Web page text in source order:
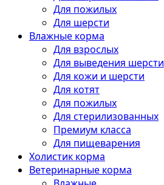
Для пожилых
Для шерсти
Влажные корма
Для взрослых
Для выведения шерсти
Для кожи и шерсти
Для котят
Для пожилых
Для стерилизованных
Премиум класса
Для пищеварения
Холистик корма
Ветеринарные корма